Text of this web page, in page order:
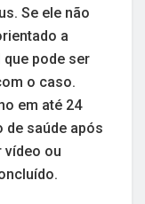
Se ele não
a
pode ser
o caso.
em até 24
de saúde após
vídeo ou